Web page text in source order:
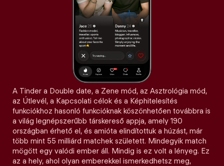
A Tinder a Double date, a Zene mód, az Asztrológia mód,
az Útlevél, a Kapcsolati célok és a Képhitelesítés
funkciókhoz hasonló funkcióknak köszönhetően továbbra is
a világ legnépszerűbb társkereső appja, amely 190
országban érhető el, és amióta elindítottuk a húzást, már
több mint 55 milliárd matchek született. Mindegyik match
mögött egy valódi ember áll. Mindig is ez volt a lényeg. Ez
az a hely, ahol olyan emberekkel ismerkedhetsz meg,